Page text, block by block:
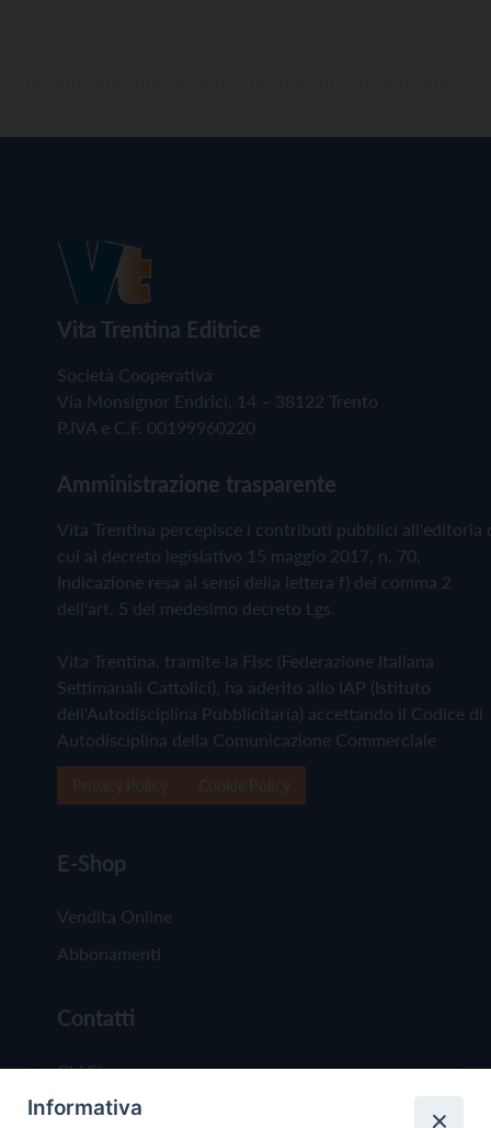
Vita Trentina Editrice
Società Cooperativa
Via Monsignor Endrici, 14 – 38122 Trento
P.IVA e C.F. 00199960220
Amministrazione trasparente
Vita Trentina percepisce i contributi pubblici all'editoria
cui al decreto legislativo 15 maggio 2017, n. 70.
Indicazione resa ai sensi della lettera f) del comma 2
dell'art. 5 del medesimo decreto Lgs.
Vita Trentina, tramite la Fisc (Federazione Italiana
Settimanali Cattolici), ha aderito allo IAP (Istituto
dell'Autodisciplina Pubblicitaria) accettando il Codice di
Autodisciplina della Comunicazione Commerciale
E-Shop
Vendita Online
Abbonamenti
Contatti
Chi Siamo
Redazione
Informativa